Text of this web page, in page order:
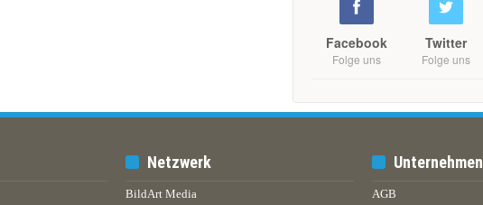
Facebook
Folge uns
Twitter
Folge uns
Netzwerk
BildArt Media
Unternehmen
AGB